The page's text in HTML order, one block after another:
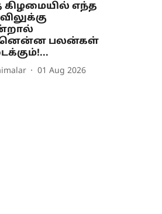
கிழமையில் எந்த
பலன்கள்
01 Aug 2026